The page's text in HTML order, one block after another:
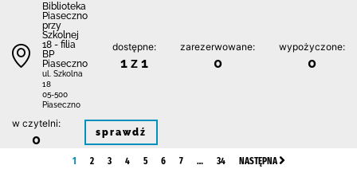
Biblioteka
Piaseczno
przy
Szkolnej
18 - filia
BP
Piaseczno
ul. Szkolna
18
05-500
Piaseczno
dostępne:
1 z 1
zarezerwowane:
0
wypożyczone:
0
w czytelni:
0 sprawdź
1 2 3 4 5 6 7 … 34 NASTĘPNA